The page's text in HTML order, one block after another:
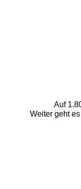
Auf
Weiter geht